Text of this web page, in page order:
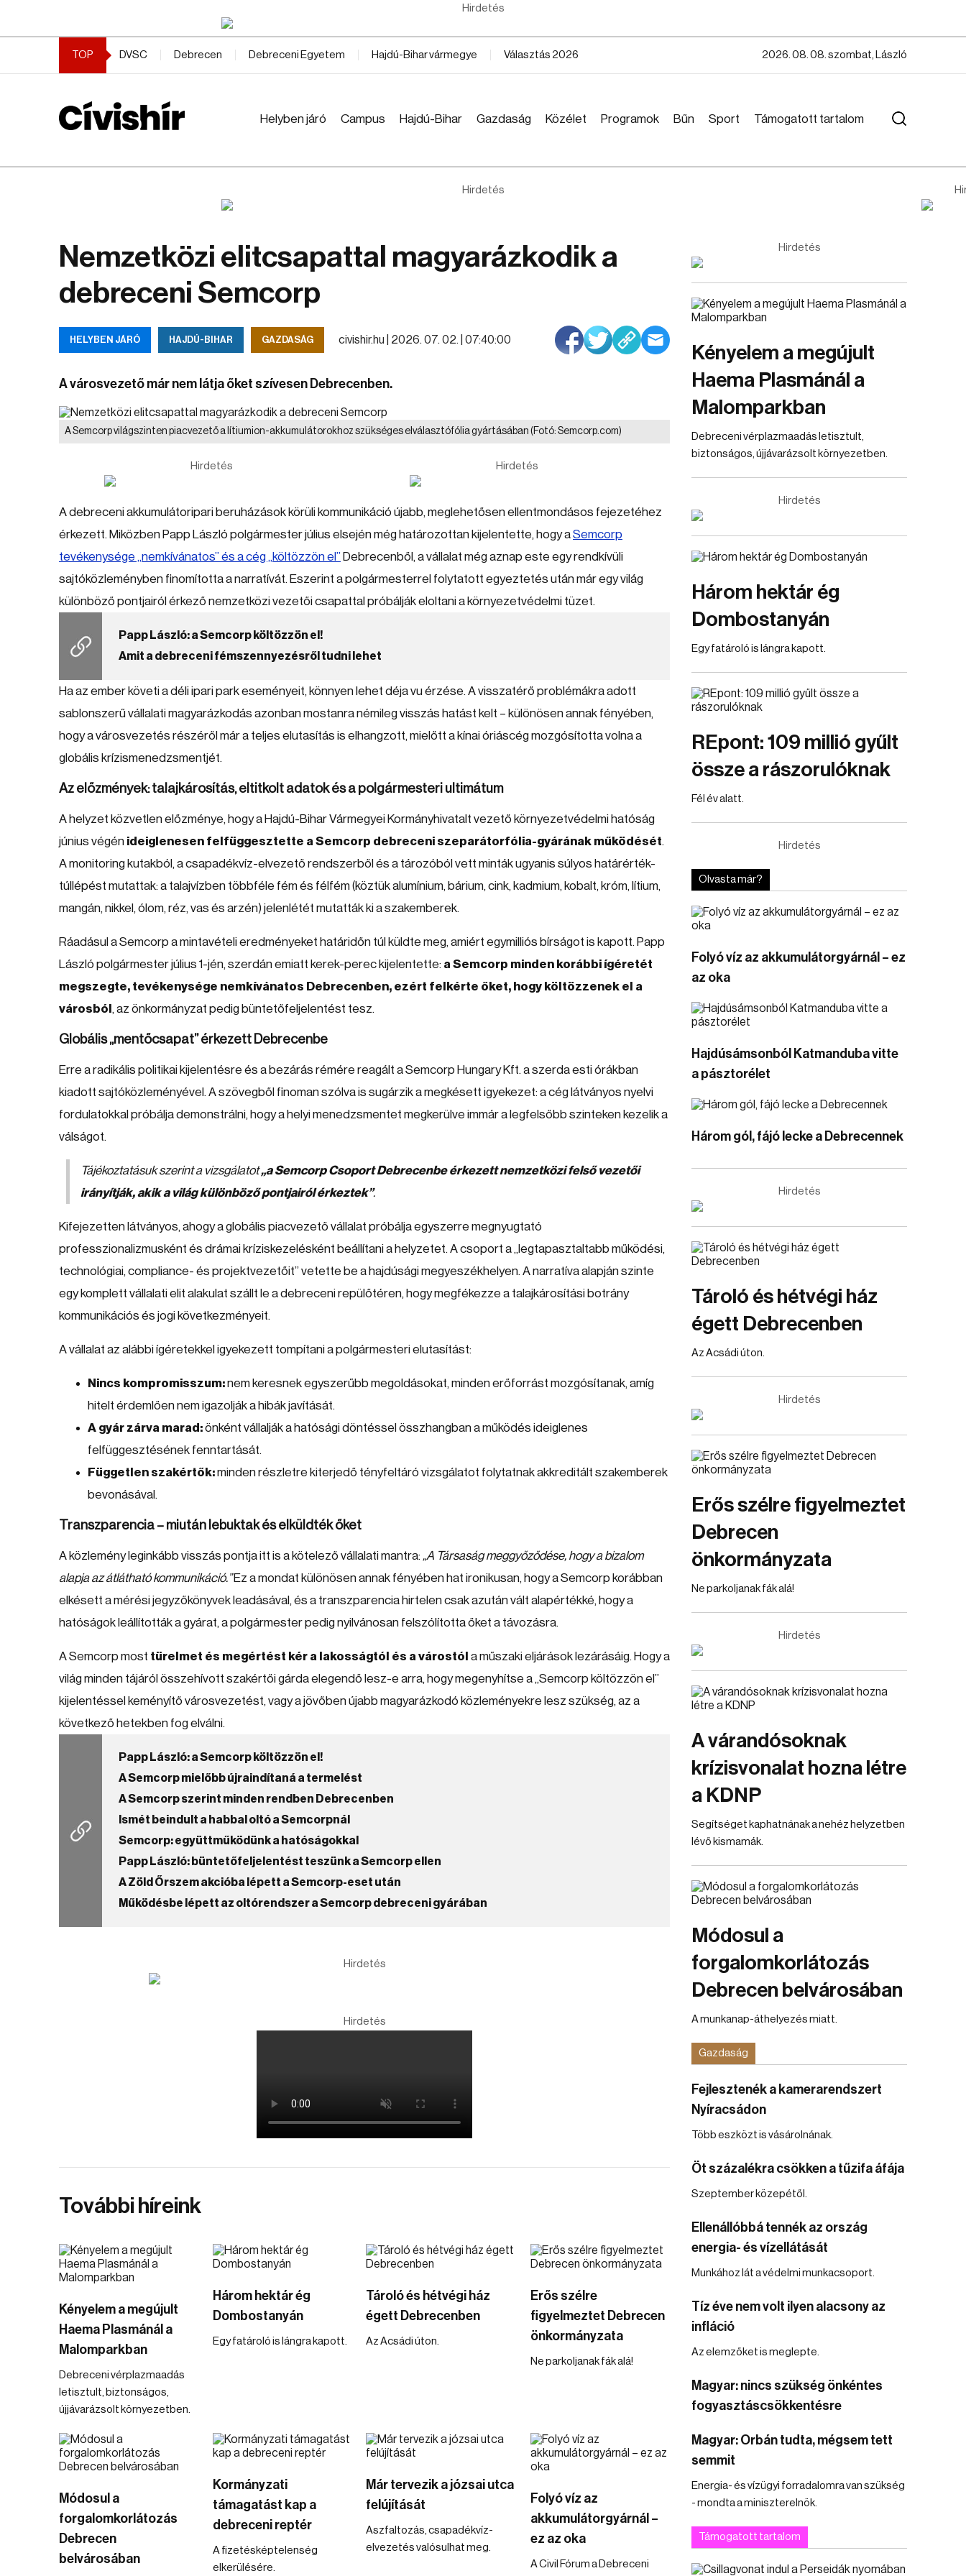
Hirdetés
TOP DVSC Debrecen Debreceni Egyetem Hajdú-Bihar vármegye Választás 2026 2026. 08. 08. szombat, László
Helyben járó Campus Hajdú-Bihar Gazdaság Közélet Programok Bűn Sport Támogatott tartalom
Hirdetés
Nemzetközi elitcsapattal magyarázkodik a
debreceni Semcorp
HELYBEN JÁRÓ HAJDÚ-BIHAR GAZDASÁG civishir.hu | 2026. 07. 02. | 07:40:00
A városvezető már nem látja őket szívesen Debrecenben.
A Semcorp világszinten piacvezető a lítiumion-akkumulátorokhoz szükséges elválasztófólia gyártásában (Fotó: Semcorp.com)
Hirdetés Hirdetés
A debreceni akkumulátoripari beruházások körüli kommunikáció újabb, meglehetősen ellentmondásos fejezetéhez
érkezett. Miközben Papp László polgármester július elsején még határozottan kijelentette, hogy aSemcorp
tevékenysége „nemkívánatos” és a cég „költözzön el” Debrecenből, a vállalat még aznap este egy rendkívüli
sajtóközleményben finomította a narratívát. Eszerint a polgármesterrel folytatott egyeztetés után már egy világ
különböző pontjairól érkező nemzetközi vezetői csapattal próbálják eloltani a környezetvédelmi tüzet.
Papp László: a Semcorp költözzön el!
Amit a debreceni fémszennyezésről tudni lehet
Ha az ember követi a déli ipari park eseményeit, könnyen lehet déja vu érzése. A visszatérő problémákra adott
sablonszerű vállalati magyarázkodás azonban mostanra némileg visszás hatást kelt – különösen annak fényében,
hogy a városvezetés részéről már a teljes elutasítás is elhangzott, mielőtt a kínai óriáscég mozgósította volna a
globális krízismenedzsmentjét.
Az előzmények: talajkárosítás, eltitkolt adatok és a polgármesteri ultimátum
A helyzet közvetlen előzménye, hogy a Hajdú-Bihar Vármegyei Kormányhivatalt vezető környezetvédelmi hatóság
június végén ideiglenesen felfüggesztette a Semcorp debreceni szeparátorfólia-gyárának működését.
A monitoring kutakból, a csapadékvíz-elvezető rendszerből és a tározóból vett minták ugyanis súlyos határérték-
túllépést mutattak: a talajvízben többféle fém és félfém (köztük alumínium, bárium, cink, kadmium, kobalt, króm, lítium,
mangán, nikkel, ólom, réz, vas és arzén) jelenlétét mutatták ki a szakemberek.
Ráadásul a Semcorp a mintavételi eredményeket határidőn túl küldte meg, amiért egymilliós bírságot is kapott. Papp
László polgármester július 1-jén, szerdán emiatt kerek-perec kijelentette: a Semcorp minden korábbi ígéretét
megszegte, tevékenysége nemkívánatos Debrecenben, ezért felkérte őket, hogy költözzenek el a
városból , az önkormányzat pedig büntetőfeljelentést tesz.
Globális „mentőcsapat” érkezett Debrecenbe
Erre a radikális politikai kijelentésre és a bezárás rémére reagált a Semcorp Hungary Kft. a szerda esti órákban
kiadott sajtóközleményével. A szövegből finoman szólva is sugárzik a megkésett igyekezet: a cég látványos nyelvi
fordulatokkal próbálja demonstrálni, hogy a helyi menedzsmentet megkerülve immár a legfelsőbb szinteken kezelik a
válságot.
Tájékoztatásuk szerint a vizsgálatot„a Semcorp Csoport Debrecenbe érkezett nemzetközi felső vezetői
irányítják, akik a világ különböző pontjairól érkeztek”.
Kifejezetten látványos, ahogy a globális piacvezető vállalat próbálja egyszerre megnyugtató
professzionalizmusként és drámai kríziskezelésként beállítani a helyzetet. A csoport a „legtapasztaltabb működési,
technológiai, compliance- és projektvezetőit” vetette be a hajdúsági megyeszékhelyen. A narratíva alapján szinte
egy komplett vállalati elit alakulat szállt le a debreceni repülőtéren, hogy megfékezze a talajkárosítási botrány
kommunikációs és jogi következményeit.
A vállalat az alábbi ígéretekkel igyekezett tompítani a polgármesteri elutasítást:
Nincs kompromisszum:nem keresnek egyszerűbb megoldásokat, minden erőforrást mozgósítanak, amíg
hitelt érdemlően nem igazolják a hibák javítását.
A gyár zárva marad:önként vállalják a hatósági döntéssel összhangban a működés ideiglenes
felfüggesztésének fenntartását.
Független szakértők:minden részletre kiterjedő tényfeltáró vizsgálatot folytatnak akkreditált szakemberek
bevonásával.
Transzparencia – miután lebuktak és elküldték őket
A közlemény leginkább visszás pontja itt is a kötelező vállalati mantra: „A Társaság meggyőződése, hogy a bizalom
alapja az átlátható kommunikáció.”Ez a mondat különösen annak fényében hat ironikusan, hogy a Semcorp korábban
elkésett a mérési jegyzőkönyvek leadásával, és a transzparencia hirtelen csak azután vált alapértékké, hogy a
hatóságok leállították a gyárat, a polgármester pedig nyilvánosan felszólította őket a távozásra.
A Semcorp most türelmet és megértést kér a lakosságtól és a várostól a műszaki eljárások lezárásáig. Hogy a
világ minden tájáról összehívott szakértői gárda elegendő lesz-e arra, hogy megenyhítse a „Semcorp költözzön el”
kijelentéssel keményítő városvezetést, vagy a jövőben újabb magyarázkodó közleményekre lesz szükség, az a
következő hetekben fog elválni.
Papp László: a Semcorp költözzön el!
A Semcorp mielőbb újraindítaná a termelést
A Semcorp szerint minden rendben Debrecenben
Ismét beindult a habbal oltó a Semcorpnál
Semcorp: együttműködünk a hatóságokkal
Papp László: büntetőfeljelentést teszünk a Semcorp ellen
A Zöld Őrszem akcióba lépett a Semcorp-eset után
Működésbe lépett az oltórendszer a Semcorp debreceni gyárában
Hirdetés
Hirdetés
További híreink
Kényelem a megújult
Haema Plasmánál a
Malomparkban
Debreceni vérplazmaadás
letisztult, biztonságos,
újjávarázsolt környezetben.
Három hektár ég
Dombostanyán
Egy fatároló is lángra kapott.
Tároló és hétvégi ház
égett Debrecenben
Az Acsádi úton.
Erős szélre
figyelmeztet Debrecen
önkormányzata
Ne parkoljanak fák alá!
Módosul a
forgalomkorlátozás
Debrecen
belvárosában
Kormányzati
támagatást kap a
debreceni reptér
A fizetésképtelenség
elkerülésére.
Már tervezik a józsai utca
felújítását
Aszfaltozás, csapadékvíz-
elvezetés valósulhat meg.
Folyó víz az
akkumulátorgyárnál –
ez az oka
A Civil Fórum a Debreceni
Hirdetés
Kényelem a megújult
Haema Plasmánál a
Malomparkban
Debreceni vérplazmaadás letisztult,
biztonságos, újjávarázsolt környezetben.
Hirdetés
Három hektár ég
Dombostanyán
Egy fatároló is lángra kapott.
REpont: 109 millió gyűlt
össze a rászorulóknak
Fél év alatt.
Hirdetés
Olvasta már?
Folyó víz az akkumulátorgyárnál – ez
az oka
Hajdúsámsonból Katmanduba vitte
a pásztorélet
Három gól, fájó lecke a Debrecennek
Hirdetés
Tároló és hétvégi ház
égett Debrecenben
Az Acsádi úton.
Hirdetés
Erős szélre figyelmeztet
Debrecen
önkormányzata
Ne parkoljanak fák alá!
Hirdetés
A várandósoknak
krízisvonalat hozna létre
a KDNP
Segítséget kaphatnának a nehéz helyzetben
lévő kismamák.
Módosul a
forgalomkorlátozás
Debrecen belvárosában
A munkanap-áthelyezés miatt.
Gazdaság
Fejlesztenék a kamerarendszert
Nyíracsádon
Több eszközt is vásárolnának.
Öt százalékra csökken a tűzifa áfája
Szeptember közepétől.
Ellenállóbbá tennék az ország
energia- és vízellátását
Munkához lát a védelmi munkacsoport.
Tíz éve nem volt ilyen alacsony az
infláció
Az elemzőket is meglepte.
Magyar: nincs szükség önkéntes
fogyasztáscsökkentésre
Magyar: Orbán tudta, mégsem tett
semmit
Energia- és vízügyi forradalomra van szükség
- mondta a miniszterelnök.
Támogatott tartalom